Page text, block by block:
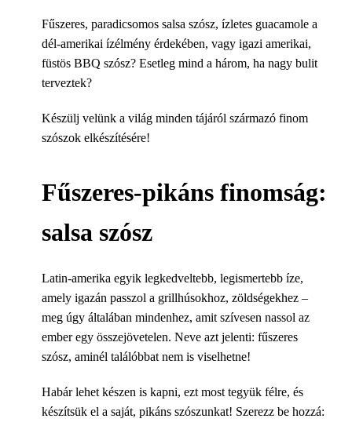
Fűszeres, paradicsomos salsa szósz, ízletes guacamole a
dél-amerikai ízélmény érdekében, vagy igazi amerikai,
füstös BBQ szósz? Esetleg mind a három, ha nagy bulit
terveztek?
Készülj velünk a világ minden tájáról származó finom
szószok elkészítésére!
Fűszeres-pikáns finomság:
salsa szósz
Latin-amerika egyik legkedveltebb, legismertebb íze,
amely igazán passzol a grillhúsokhoz, zöldségekhez –
meg úgy általában mindenhez, amit szívesen nassol az
ember egy összejövetelen. Neve azt jelenti: fűszeres
szósz, aminél találóbbat nem is viselhetne!
Habár lehet készen is kapni, ezt most tegyük félre, és
készítsük el a saját, pikáns szószunkat! Szerezz be hozzá: